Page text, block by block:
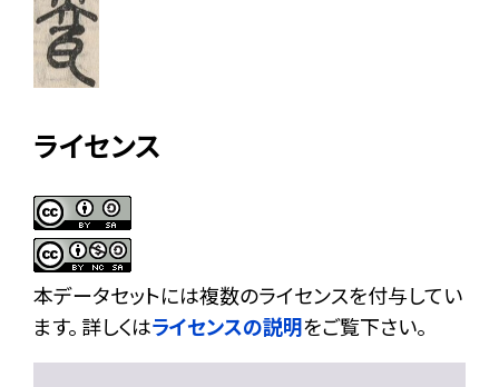
ライセンス
本データセットには複数のライセンスを付与してい
ます。 詳しくはライセンスの説明をご覧下さい。